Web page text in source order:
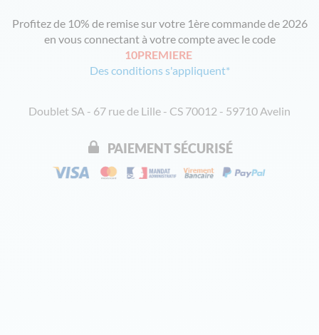
Profitez de 10% de remise sur votre 1ère commande de 2026
en vous connectant à votre compte avec le code
10PREMIERE
Des conditions s'appliquent*
Doublet SA - 67 rue de Lille - CS 70012 - 59710 Avelin
PAIEMENT SÉCURISÉ